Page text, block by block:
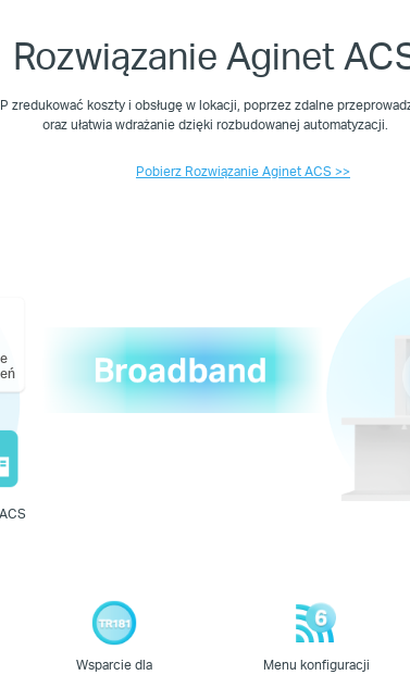
Rozwiązanie Aginet
zredukować koszty i obsługę w lokacji, poprzez zdalne
oraz ułatwia wdrażanie dzięki rozbudowanej automatyzacji.
Pobierz Rozwiązanie Aginet ACS >>
Wsparcie dla
Menu konfiguracji